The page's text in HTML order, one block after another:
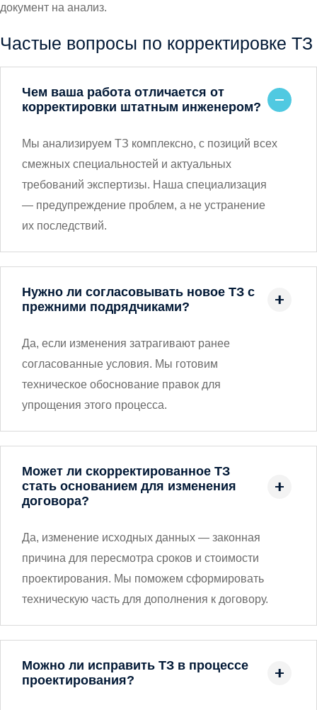
документ на анализ.
Частые вопросы по корректировке ТЗ
Чем ваша работа отличается от
корректировки штатным инженером?
Мы анализируем ТЗ комплексно, с позиций всех
смежных специальностей и актуальных
требований экспертизы. Наша специализация
— предупреждение проблем, а не устранение
их последствий.
Нужно ли согласовывать новое ТЗ с
прежними подрядчиками?
Да, если изменения затрагивают ранее
согласованные условия. Мы готовим
техническое обоснование правок для
упрощения этого процесса.
Может ли скорректированное ТЗ
стать основанием для изменения
договора?
Да, изменение исходных данных — законная
причина для пересмотра сроков и стоимости
проектирования. Мы поможем сформировать
техническую часть для дополнения к договору.
Можно ли исправить ТЗ в процессе
проектирования?